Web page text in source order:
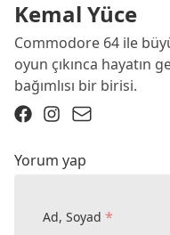
Kemal Yüce
Commodore 64 ile
oyun çıkınca hayatın
bağımlısı bir birisi.
Yorum yap
Ad, Soyad *